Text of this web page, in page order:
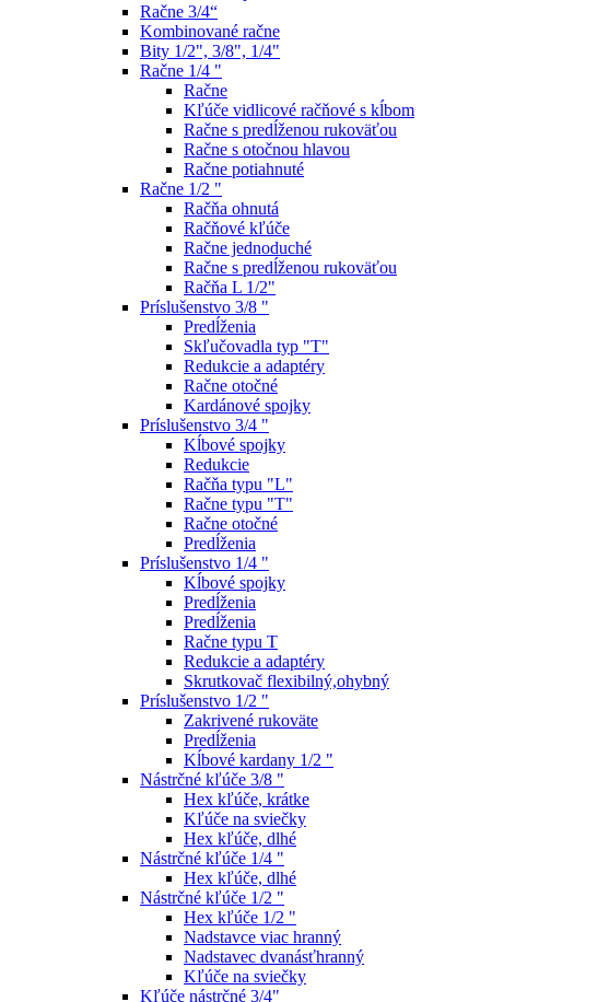
Račne 3/4“
Kombinované račne
Bity 1/2", 3/8", 1/4"
Račne 1/4 "
Račne
Kľúče vidlicové račňové s kĺbom
Račne s predĺženou rukoväťou
Račne s otočnou hlavou
Račne potiahnuté
Račne 1/2 "
Račňa ohnutá
Račňové kľúče
Račne jednoduché
Račne s predĺženou rukoväťou
Račňa L 1/2"
Príslušenstvo 3/8 "
Predĺženia
Skľučovadla typ "T"
Redukcie a adaptéry
Račne otočné
Kardánové spojky
Príslušenstvo 3/4 "
Kĺbové spojky
Redukcie
Račňa typu "L"
Račne typu "T"
Račne otočné
Predĺženia
Príslušenstvo 1/4 "
Kĺbové spojky
Predĺženia
Predĺženia
Račne typu T
Redukcie a adaptéry
Skrutkovač flexibilný,ohybný
Príslušenstvo 1/2 "
Zakrivené rukoväte
Predĺženia
Kĺbové kardany 1/2 "
Nástrčné kľúče 3/8 "
Hex kľúče, krátke
Kľúče na sviečky
Hex kľúče, dlhé
Nástrčné kľúče 1/4 "
Hex kľúče, dlhé
Nástrčné kľúče 1/2 "
Hex kľúče 1/2 "
Nadstavce viac hranný
Nadstavec dvanásťhranný
Kľúče na sviečky
Kľúče nástrčné 3/4"